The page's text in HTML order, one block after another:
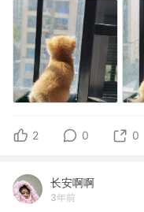
2 0 0
长安啊啊
3年前